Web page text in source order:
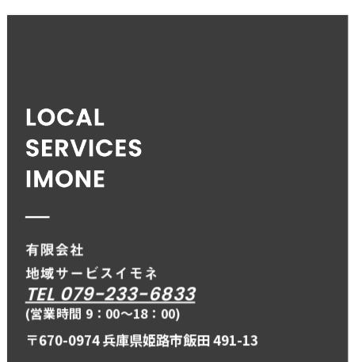
TEL 079-233-6833
(営業時間 9：00〜18：00)
〒670-0974 兵庫県姫路市飯田 491-13